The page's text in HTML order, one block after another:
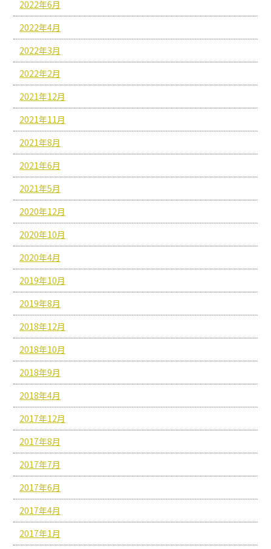
2022年6月
2022年4月
2022年3月
2022年2月
2021年12月
2021年11月
2021年8月
2021年6月
2021年5月
2020年12月
2020年10月
2020年4月
2019年10月
2019年8月
2018年12月
2018年10月
2018年9月
2018年4月
2017年12月
2017年8月
2017年7月
2017年6月
2017年4月
2017年1月